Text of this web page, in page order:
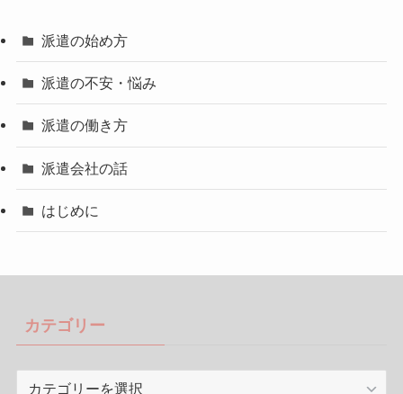
派遣の始め方
派遣の不安・悩み
派遣の働き方
派遣会社の話
はじめに
カテゴリー